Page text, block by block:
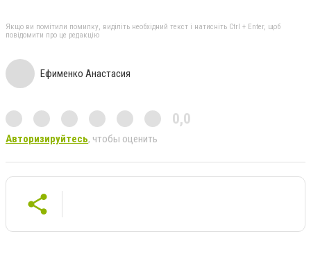
Якщо ви помітили помилку, виділіть необхідний текст і натисніть Ctrl + Enter, щоб
повідомити про це редакцію
Ефименко Анастасия
0,0
Авторизируйтесь, чтобы оценить